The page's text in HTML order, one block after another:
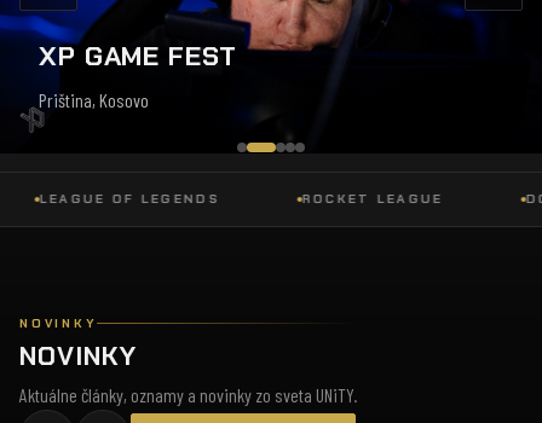
XP GAME FEST
Priština, Kosovo
OF LEGENDS ROCKET LEAGUE DOTA
NOVINKY
NOVINKY
Aktuálne články, oznamy a novinky zo sveta UNiTY.